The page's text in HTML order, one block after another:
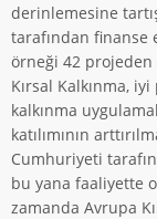
derinlemesine
tarafından finanse
örneği 42 projeden
Kırsal Kalkınma,
kalkınma
katılımının
Cumhuriyeti
bu yana faaliyette
zamanda Avrupa